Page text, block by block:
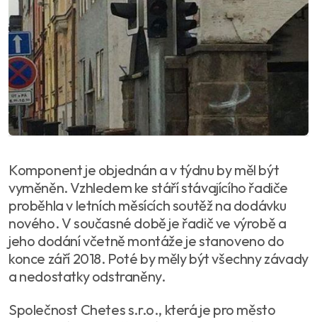
Komponent je objednán a v týdnu by měl být
vyměněn. Vzhledem ke stáří stávajícího řadiče
proběhla v letních měsících soutěž na dodávku
nového. V současné době je řadič ve výrobě a
jeho dodání včetně montáže je stanoveno do
konce září 2018. Poté by měly být všechny závady
a nedostatky odstraněny.
Společnost Chetes s.r.o., která je pro město